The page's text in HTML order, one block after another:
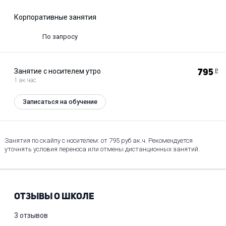
Корпоративные занятия
По запросу
Занятие с носителем утро
1 ак.час
795 Р
Записаться на обучение
Занятия по скайпу с носителем: от 795 руб ак.ч. Рекомендуется
уточнять условия переноса или отмены дистанционных занятий.
ОТЗЫВЫ О ШКОЛЕ
3 отзывов